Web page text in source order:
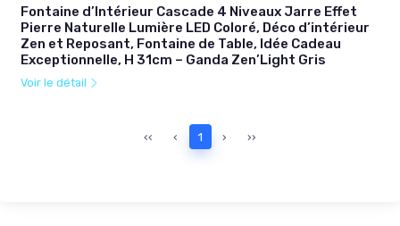
Fontaine d’Intérieur Cascade 4 Niveaux Jarre Effet
Pierre Naturelle Lumière LED Coloré, Déco d’intérieur
Zen et Reposant, Fontaine de Table, Idée Cadeau
Exceptionnelle, H 31cm – Ganda Zen’Light Gris
Voir le détail
‹‹ ‹ 1 › ››